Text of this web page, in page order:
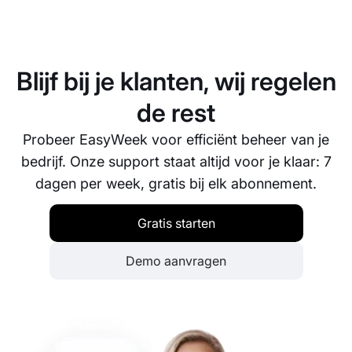
Blijf bij je klanten, wij regelen
de rest
Probeer EasyWeek voor efficiënt beheer van je
bedrijf. Onze support staat altijd voor je klaar: 7
dagen per week, gratis bij elk abonnement.
Gratis starten
Demo aanvragen